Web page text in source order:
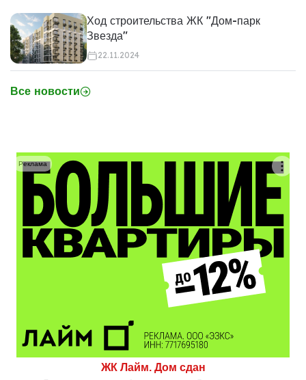
Ход строительства ЖК "Дом-парк
Звезда"
22.11.2024
Все новости
ЖК Лайм. Дом сдан
Реклама